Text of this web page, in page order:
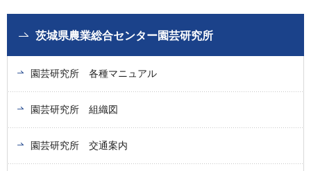
茨城県農業総合センター園芸研究所
園芸研究所 各種マニュアル
園芸研究所 組織図
園芸研究所 交通案内